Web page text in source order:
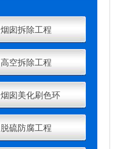
烟囱拆除工程
高空拆除工程
烟囱美化刷色环
脱硫防腐工程